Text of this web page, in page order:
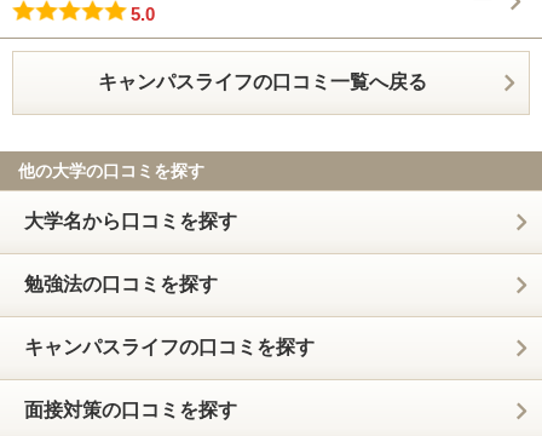
5.0
キャンパスライフの口コミ一覧へ戻る
他の大学の口コミを探す
大学名から口コミを探す
勉強法の口コミを探す
キャンパスライフの口コミを探す
面接対策の口コミを探す